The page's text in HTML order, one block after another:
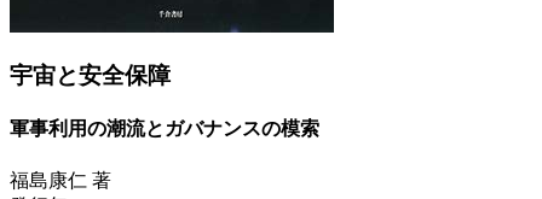
宇宙と安全保障
軍事利用の潮流とガバナンスの模索
福島康仁 著